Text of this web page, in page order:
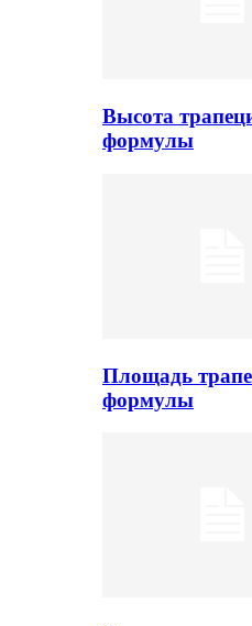
Высота
формулы
Площадь
формулы